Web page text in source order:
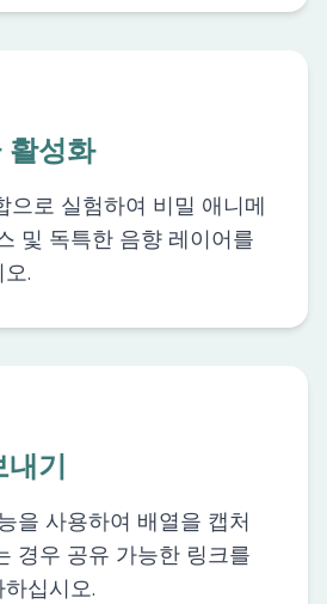
활성화
으로 실험하여 비밀 애니메
및 독특한 음향 레이어를
.
내기
을 사용하여 배열을 캡처
경우 공유 가능한 링크를
십시오.